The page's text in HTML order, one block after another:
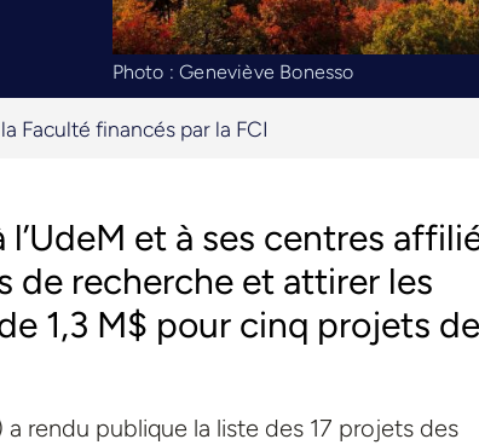
Photo : Geneviève Bonesso
Faculté financés par la FCI
et à ses centres
de recherche et attirer les
1,3 M$ pour cinq projets
rendu publique la liste des 17 projets des